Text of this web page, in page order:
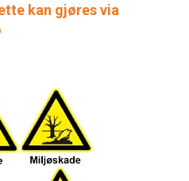
kan gjøres via